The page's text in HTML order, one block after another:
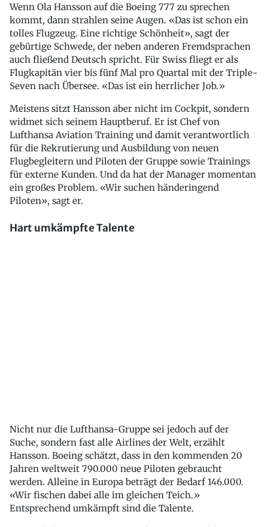
Wenn Ola Hansson auf die Boeing 777 zu sprechen
kommt, dann strahlen seine Augen. «Das ist schon ein
tolles Flugzeug. Eine richtige Schönheit», sagt der
gebürtige Schwede, der neben anderen Fremdsprachen
auch fließend Deutsch spricht. Für Swiss fliegt er als
Flugkapitän vier bis fünf Mal pro Quartal mit der Triple-
Seven nach Übersee. «Das ist ein herrlicher Job.»
Meistens sitzt Hansson aber nicht im Cockpit, sondern
widmet sich seinem Hauptberuf. Er ist Chef von
Lufthansa Aviation Training und damit verantwortlich
für die Rekrutierung und Ausbildung von neuen
Flugbegleitern und Piloten der Gruppe sowie Trainings
für externe Kunden. Und da hat der Manager momentan
ein großes Problem. «Wir suchen händeringend
Piloten», sagt er.
Hart umkämpfte Talente
Nicht nur die Lufthansa-Gruppe sei jedoch auf der
Suche, sondern fast alle Airlines der Welt, erzählt
Hansson. Boeing schätzt, dass in den kommenden 20
Jahren weltweit 790.000 neue Piloten gebraucht
werden. Alleine in Europa beträgt der Bedarf 146.000.
«Wir fischen dabei alle im gleichen Teich.»
Entsprechend umkämpft sind die Talente.